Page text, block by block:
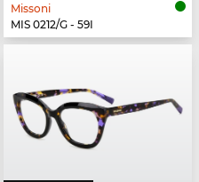
Missoni
MIS 0212/G - 59I